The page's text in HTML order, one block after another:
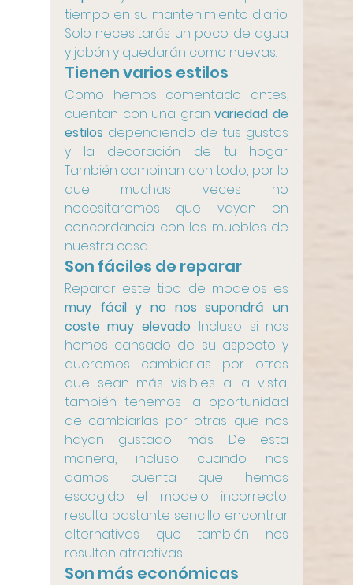
tiempo en su mantenimiento diario.
Solo necesitarás un poco de agua
y jabón y quedarán como nuevas.
Tienen varios estilos
Como hemos comentado antes,
cuentan con una gran variedad de
estilos dependiendo de tus gustos
y la decoración de tu hogar.
También combinan con todo, por lo
que muchas veces no
necesitaremos que vayan en
concordancia con los muebles de
nuestra casa.
Son fáciles de reparar
muy fácil y no nos supondrá un
coste muy elevado. Incluso si nos
hemos cansado de su aspecto y
queremos cambiarlas por otras
que sean más visibles a la vista,
también tenemos la oportunidad
de cambiarlas por otras que nos
hayan gustado más. De esta
manera, incluso cuando nos
damos cuenta que hemos
escogido el modelo incorrecto,
resulta bastante sencillo encontrar
alternativas que también nos
resulten atractivas.
Son más económicas